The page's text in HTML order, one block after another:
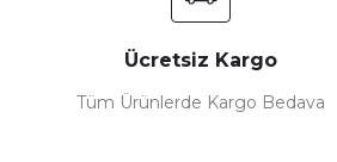
Ücretsiz Kargo
Tüm Ürünlerde Kargo Bedava